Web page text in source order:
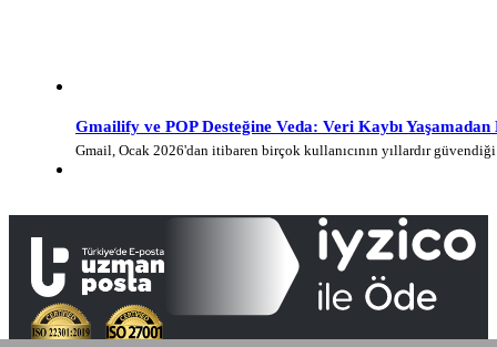
Gmailify ve POP Desteğine Veda: Veri Kaybı
Gmail, Ocak 2026'dan itibaren birçok kullanıcının yıllardır